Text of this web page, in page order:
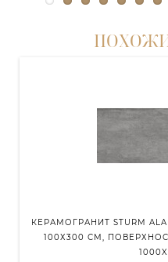
КЕРАМОГРАНИТ STURM
100Х300 СМ,